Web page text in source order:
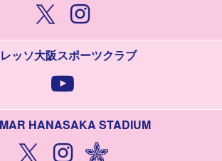
ッソ大阪スポーツクラブ
HANASAKA STADIUM